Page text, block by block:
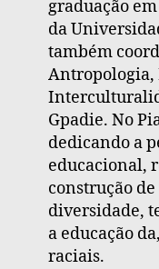
graduação
da
também
Antropologia,
Gpadie. No
dedicando a
educacional,
construção
diversidade,
a educação
raciais.